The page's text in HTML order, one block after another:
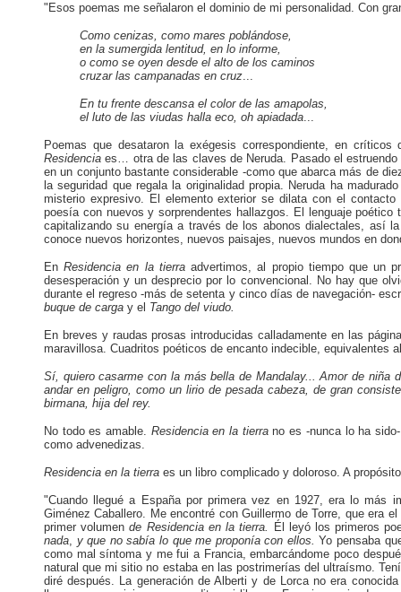
"Esos poemas me señalaron el dominio de mi personalidad. Con
Como cenizas, como mares poblándose,
en la sumergida lentitud, en lo informe,
o como se oyen desde el alto de los caminos
cruzar las campanadas en cruz...
En tu frente descansa el color de las amapolas,
el luto de las viudas halla eco, oh apiadada...
Poemas que desataron la exégesis correspondiente, en
Residenciaes… otra de las claves de Neruda. Pasado el
en un conjunto bastante considerable -como que abarca más de
la seguridad que regala la originalidad propia. Neruda ha
misterio expresivo. El elemento exterior se dilata con el
poesía con nuevos y sorprendentes hallazgos. El lenguaje
capitalizando su energía a través de los abonos dialectales, así
conoce nuevos horizontes, nuevos paisajes, nuevos mundos en
En Residencia en la tierraadvertimos, al propio tiempo que un
desesperación y un desprecio por lo convencional. No hay que
durante el regreso -más de setenta y cinco días de navegación-
buque de carga y el Tango del viudo.
En breves y raudas prosas introducidas calladamente en las
maravillosa. Cuadritos poéticos de encanto indecible, equivalentes
Sí, quiero casarme con la más bella de Mandalay... Amor de niña
andar en peligro, como un lirio de pesada cabeza, de gran
birmana, hija del rey.
No todo es amable. Residencia en la tierrano es -nunca lo ha
como advenedizas.
Residencia en la tierra es un libro complicado y doloroso. A
"Cuando llegué a España por primera vez en 1927, era lo más
Giménez Caballero. Me encontré con Guillermo de Torre, que era
primer volumende Residencia en la tierra.
Él leyó los primeros
nada, y que no sabía lo que me proponía con ellos.Yo pensaba
como mal síntoma y me fui a Francia, embarcándome poco
natural que mi sitio no estaba en las postrimerías del ultraísmo.
diré después. La generación de Alberti y de Lorca no era